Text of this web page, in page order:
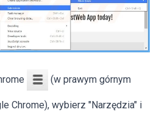
(w prawym górnym
Chrome), wybierz "Narzędzia" i